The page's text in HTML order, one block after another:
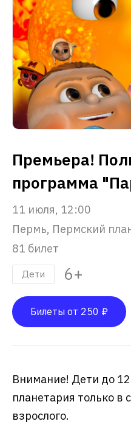
Премьера!
программа
11 июля, 12:00
Пермь, Пермский
81 билет
Дети 6+
Билеты от 250 ₽
Внимание! Дети до
планетария только в
взрослого.